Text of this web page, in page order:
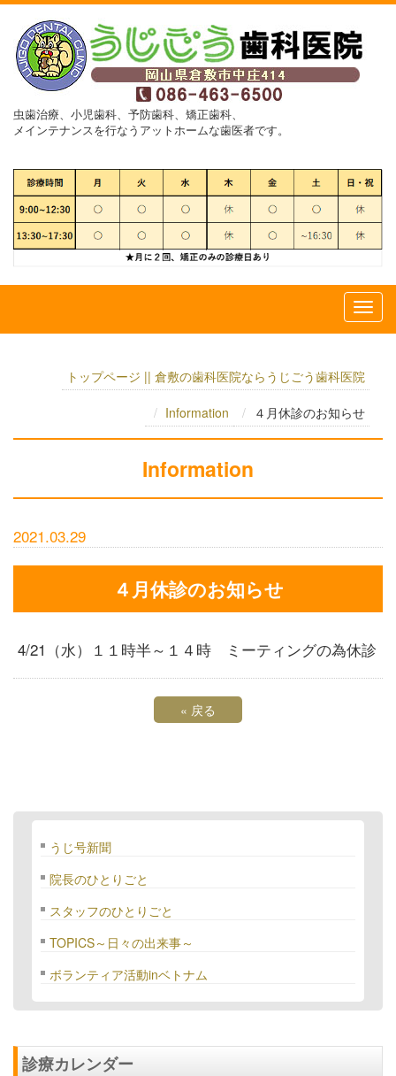
虫歯治療、小児歯科、予防歯科、矯正歯科、
メインテナンスを行なうアットホームな歯医者です。
トップページ || 倉敷の歯科医院ならうじごう歯科医院
Information ４月休診のお知らせ
Information
2021.03.29
４月休診のお知らせ
4/21（水）１１時半～１４時 ミーティングの為休診
« 戻る
うじ号新聞
院長のひとりごと
スタッフのひとりごと
TOPICS～日々の出来事～
ボランティア活動inベトナム
診療カレンダー